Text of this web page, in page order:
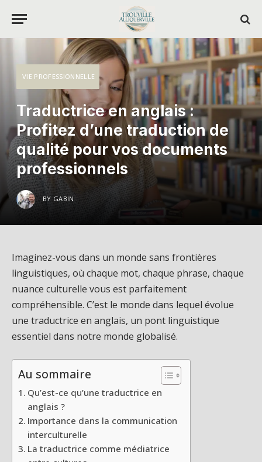
VIE PROFESSIONNELLE
Traductrice en anglais :
Profitez d’une traduction de
qualité pour vos documents
professionnels
BY GABIN
Imaginez-vous dans un monde sans frontières
linguistiques, où chaque mot, chaque phrase, chaque
nuance culturelle vous est parfaitement
compréhensible. C’est le monde dans lequel évolue
une traductrice en anglais, un pont linguistique
essentiel dans notre monde globalisé.
Au sommaire
Qu’est-ce qu’une traductrice en
anglais ?
Importance dans la communication
interculturelle
La traductrice comme médiatrice